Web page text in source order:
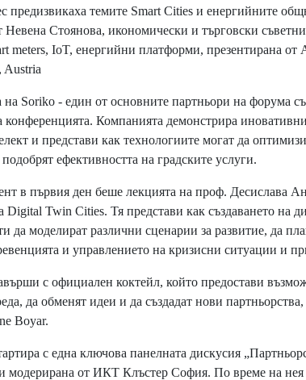
предизвикаха темите Smart Cities и енергийните
Невена Стоянова, икономически и търговски
meters, IoT, енергийни платформи, презентирана
Austria
на Soriko - един от основните партньори на форума
конференцията. Компанията демонстрира
и представи как технологиите могат да
ефективността на градските услуги.
в първия ден беше лекцията на проф. Десислава
Digital Twin Cities. Тя представи как създаването на
да моделират различни сценарии за развитие, да
и управлението на кризисни ситуации и
с официален коктейл, който предостави
да обменят идеи и да създадат нови
Boyar.
с една ключова панелната дискусия
модерирана от ИКТ Клъстер София. По време на нея